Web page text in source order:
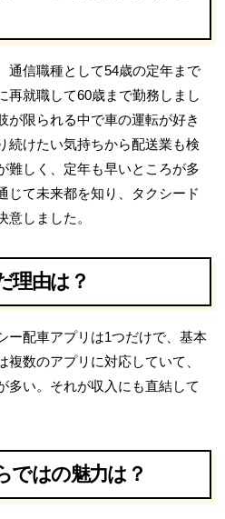
通信職種として54歳の定年まで
再就職して60歳まで勤務しまし
が限られる中で車の運転が好き
続けたい気持ちから配送業も検
難しく、定年も早いところが多
じて未来都を知り、タクシード
しました。
理由は？
ー配車アプリは1つだけで、基本
数のアプリに対応していて、
多い。それが収入にも直結して
ではの魅力は？